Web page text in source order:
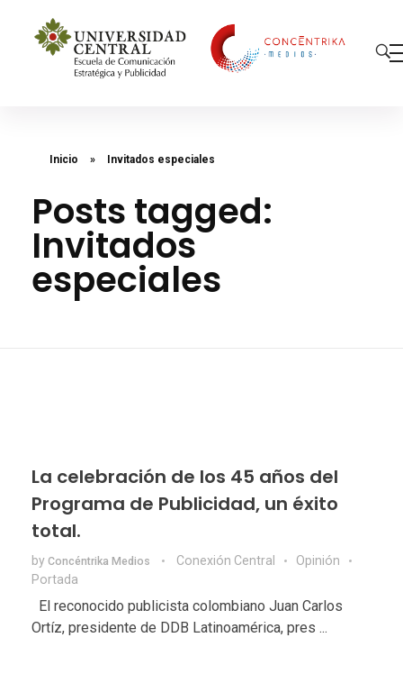
Inicio » Invitados especiales
Posts tagged:
Invitados
especiales
La celebración de los 45 años del
Programa de Publicidad, un éxito
total.
by Concéntrika Medios Conexión Central
Opinión
Portada
El reconocido publicista colombiano Juan Carlos
Ortíz, presidente de DDB Latinoamérica, pres ...